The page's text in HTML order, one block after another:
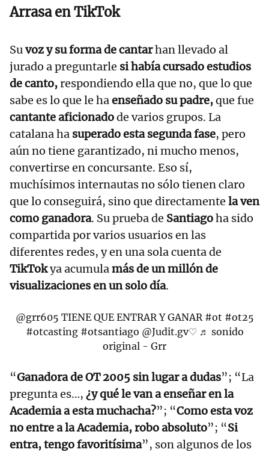
Arrasa en TikTok
Suvoz y su forma de cantarhan llevado al
jurado a preguntarle si había cursado estudios
de canto,respondiendo ella que no, que lo que
sabe es lo que le haenseñado su padre,que fue
cantante aficionadode varios grupos. La
catalana ha superado esta segunda fase, pero
aún no tiene garantizado, ni mucho menos,
convertirse en concursante. Eso sí,
muchísimos internautas no sólo tienen claro
que lo conseguirá, sino que directamente la ven
como ganadora. Su prueba de Santiagoha sido
compartida por varios usuarios en las
diferentes redes, y en una sola cuenta de
TikTokya acumulamás de un millón de
visualizaciones en un solo día.
@grr605 TIENE QUE ENTRAR Y GANAR #ot #ot25
#otcasting #otsantiago @Judit.gv♡ ♬ sonido
original - Grr
“Ganadora de OT 2005 sin lugar a dudas”; “La
pregunta es…, ¿y qué le van a enseñar en la
Academia a esta muchacha?”; “Como esta voz
no entre a la Academia, robo absoluto”; “Si
entra, tengo favoritísima”, son algunos de los